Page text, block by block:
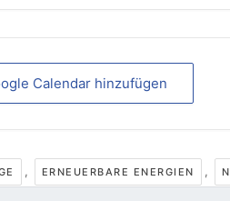
Calendar hinzufügen
, ERNEUERBARE ENERGIEN ,